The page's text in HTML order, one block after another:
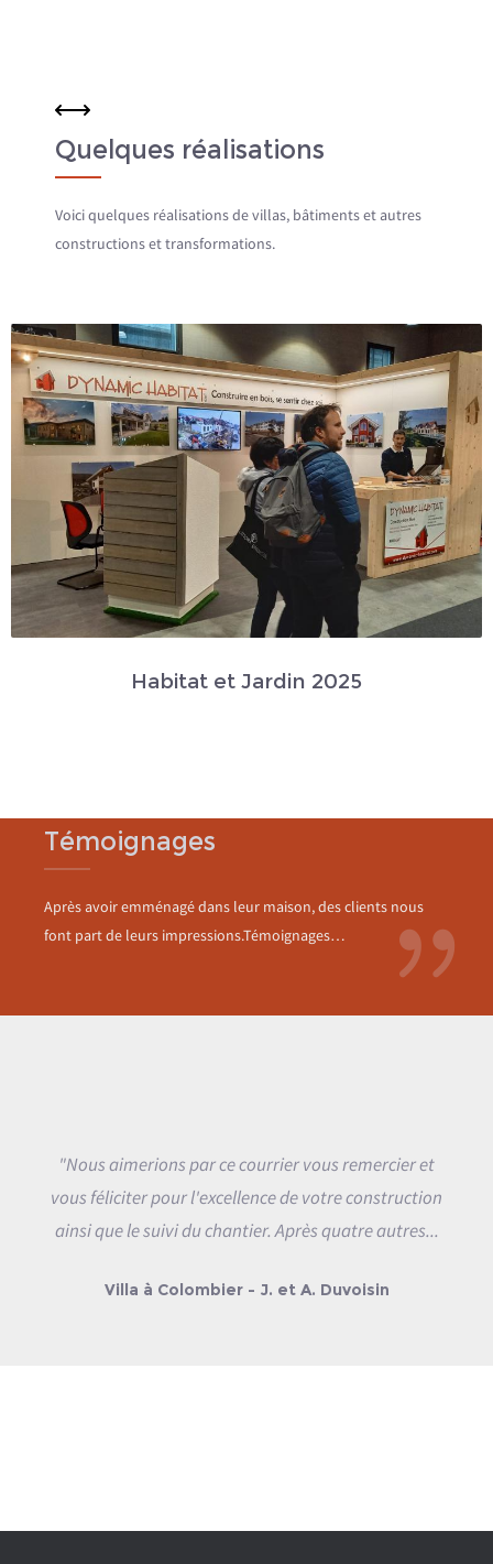
Quelques réalisations
Voici quelques réalisations de villas, bâtiments et autres
constructions et transformations.
Habitat et Jardin 2025
Témoignages
Après avoir emménagé dans leur maison, des clients nous
font part de leurs impressions.Témoignages…
"Nous aimerions par ce courrier vous remercier et
vous féliciter pour l'excellence de votre construction
ainsi que le suivi du chantier. Après quatre autres...
Villa à Colombier - J. et A. Duvoisin